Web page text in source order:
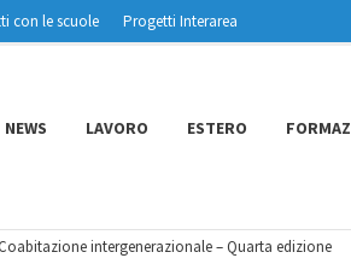
con le scuole
Progetti Interarea
NEWS LAVORO ESTERO
intergenerazionale – Quarta edizione